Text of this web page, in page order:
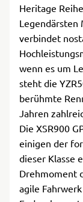
Heritage
Legendärsten
verbindet
wenn es um
steht die
berühmte
Jahren
Die XSR900
einigen der
dieser Klasse
Drehmoment
agile